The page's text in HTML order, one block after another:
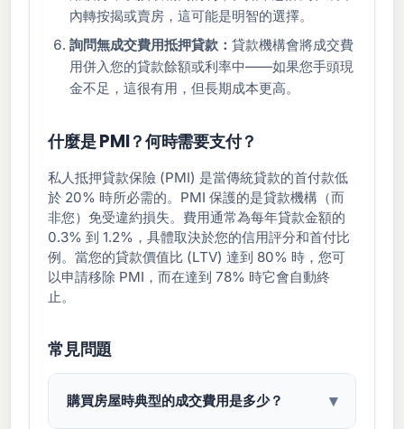
內轉按揭或賣房，這可能是明智的選擇。
詢問無成交費用抵押貸款：貸款機構會將成交費
用併入您的貸款餘額或利率中——如果您手頭現
金不足，這很有用，但長期成本更高。
什麼是 PMI？何時需要支付？
私人抵押貸款保險 (PMI) 是當傳統貸款的首付款低
於 20% 時所必需的。PMI 保護的是貸款機構（而
非您）免受違約損失。費用通常為每年貸款金額的
0.3% 到 1.2%，具體取決於您的信用評分和首付比
例。當您的貸款價值比 (LTV) 達到 80% 時，您可
以申請移除 PMI，而在達到 78% 時它會自動終
止。
常見問題
購買房屋時典型的成交費用是多少？ ▾